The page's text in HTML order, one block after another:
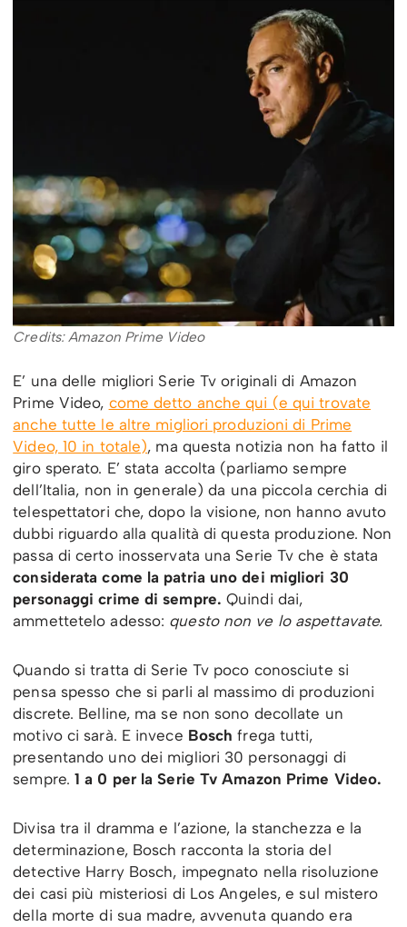
Credits: Amazon Prime Video
E’ una delle migliori Serie Tv originali di Amazon
Prime Video, come detto anche qui (e qui trovate
anche tutte le altre migliori produzioni di Prime
Video, 10 in totale), ma questa notizia non ha fatto il
giro sperato. E’ stata accolta (parliamo sempre
dell’Italia, non in generale) da una piccola cerchia di
telespettatori che, dopo la visione, non hanno avuto
dubbi riguardo alla qualità di questa produzione. Non
passa di certo inosservata una Serie Tv che è stata
considerata come la patria uno dei migliori 30
personaggi crime di sempre. Quindi dai,
ammettetelo adesso: questo non ve lo aspettavate.
Quando si tratta di Serie Tv poco conosciute si
pensa spesso che si parli al massimo di produzioni
discrete. Belline, ma se non sono decollate un
motivo ci sarà. E invece Bosch frega tutti,
presentando uno dei migliori 30 personaggi di
sempre. 1 a 0 per la Serie Tv Amazon Prime Video.
Divisa tra il dramma e l’azione, la stanchezza e la
determinazione, Bosch racconta la storia del
detective Harry Bosch, impegnato nella risoluzione
dei casi più misteriosi di Los Angeles, e sul mistero
della morte di sua madre, avvenuta quando era